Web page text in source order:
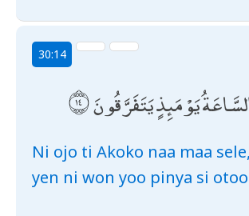
30:14
يَوْمَئِذٍ يَتَفَرَّقُونَ
Ni ojo ti Akoko naa maa
yen ni won yoo pinya si